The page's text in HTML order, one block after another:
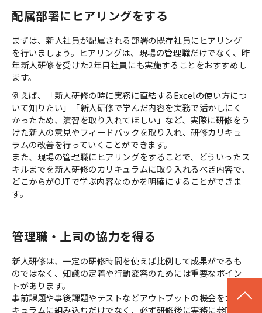
配属部署にヒアリングをする
まずは、新人社員が配属される部署の既存社員にヒアリング
を行いましょう。ヒアリングは、現場の管理職だけでなく、昨
年新人研修を受けた2年目社員にも実施することをおすすめし
ます。
例えば、「新人研修の時に実務に直結するExcelの使い方につ
いて知りたい」「新人研修で学んだ内容を実務で活かしにく
かったため、演習を取り入れてほしい」など、実際に研修をう
けた新人の意見やフィードバックを取り入れ、研修カリキュ
ラムの改善を行っていくことができます。
また、現場の管理職にヒアリングをすることで、どういったス
キルまでを新人研修のカリキュラムに取り入れるべき内容で、
どこからがOJTで学ぶ内容なのかを明確にすることができま
す。
管理職・上司の協力を得る
新人研修は、一定の研修時間を使えば比例して成果がでるも
のではなく、知識の定着や行動変容のためには重要なポイン
トがあります。
事前課題や事後課題やテストなどアウトプットの機会をカリ
キュラムに組み込むだけでなく、必ず研修後に実務に参画す